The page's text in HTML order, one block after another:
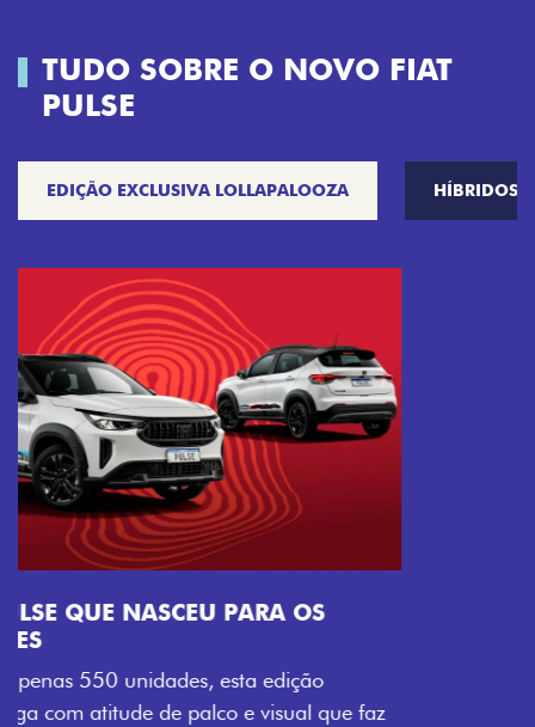
TUDO SOBRE O NOVO FIAT
PULSE
EDIÇÃO EXCLUSIVA LOLLAPALOOZA HÍBRIDOS
VISUAL COM ENERGIA LOLLABR
Se liga no que compõe a identidade exclusiva do
festival: série numerada, adesivo lateral LollaBR e a
soleira temática que reforçam a exclusividade,
Previous
Next
Próximo